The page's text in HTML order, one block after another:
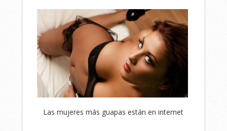
Las mujeres más guapas están en internet